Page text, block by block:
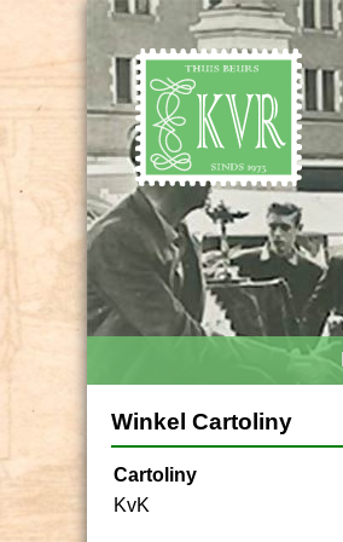
Winkel Cartoliny
Cartoliny
KvK